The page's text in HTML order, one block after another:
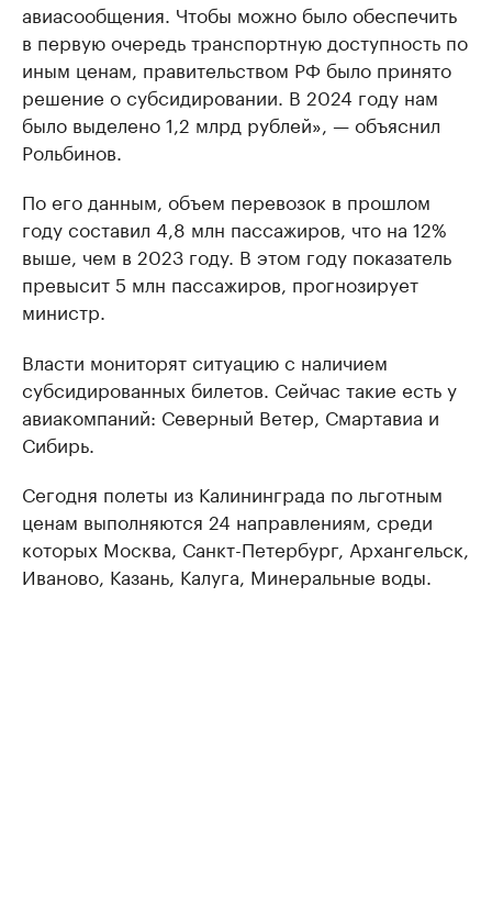
авиасообщения. Чтобы можно было обеспечить
в первую очередь транспортную доступность по
иным ценам, правительством РФ было принято
решение о субсидировании. В 2024 году нам
было выделено 1,2 млрд рублей», — объяснил
Рольбинов.
По его данным, объем перевозок в прошлом
году составил 4,8 млн пассажиров, что на 12%
выше, чем в 2023 году. В этом году показатель
превысит 5 млн пассажиров, прогнозирует
министр.
Власти мониторят ситуацию с наличием
субсидированных билетов. Сейчас такие есть у
авиакомпаний: Северный Ветер, Смартавиа и
Сибирь.
Сегодня полеты из Калининграда по льготным
ценам выполняются 24 направлениям, среди
которых Москва, Санкт-Петербург, Архангельск,
Иваново, Казань, Калуга, Минеральные воды.